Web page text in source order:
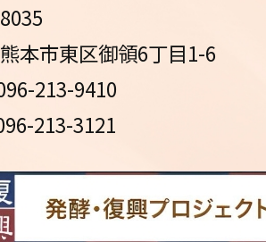
本市東区御領6丁目1-6
213-9410
213-3121